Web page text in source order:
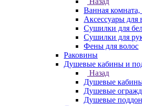
Ванная комната,
Аксессуары для
Сушилки для
Сушилки для
Фены для волос
Раковины
Душевые кабины и
Назад
Душевые
Душевые
Душевые